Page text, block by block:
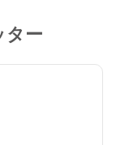
ター